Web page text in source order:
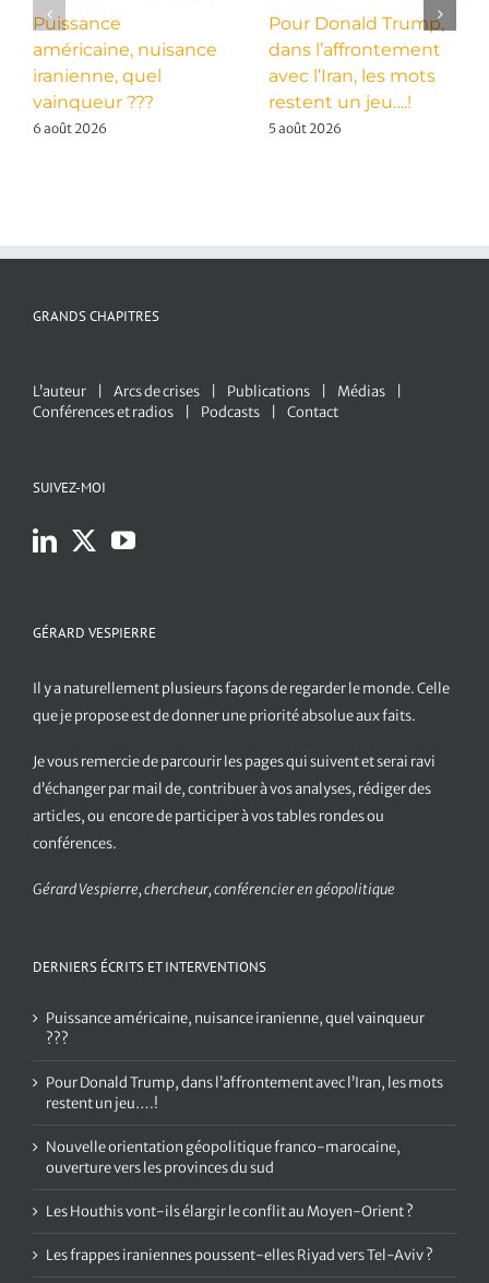
Puissance
américaine, nuisance
iranienne, quel
vainqueur ???
6 août 2026
Pour Donald Trump,
dans l’affrontement
avec l’Iran, les mots
restent un jeu….!
5 août 2026
GRANDS CHAPITRES
L’auteur Arcs de crises Publications
Médias
Conférences et radios
Podcasts Contact
SUIVEZ-MOI
GÉRARD VESPIERRE
Il y a naturellement plusieurs façons de regarder le monde. Celle
que je propose est de donner une priorité absolue aux faits.
Je vous remercie de parcourir les pages qui suivent et serai ravi
d’échanger par mail de, contribuer à vos analyses, rédiger des
articles, ou encore de participer à vos tables rondes ou
conférences.
Gérard Vespierre, chercheur, conférencier en géopolitique
DERNIERS ÉCRITS ET INTERVENTIONS
Puissance américaine, nuisance iranienne, quel vainqueur
???
Pour Donald Trump, dans l’affrontement avec l’Iran, les mots
restent un jeu….!
Nouvelle orientation géopolitique franco-marocaine,
ouverture vers les provinces du sud
Les Houthis vont-ils élargir le conflit au Moyen-Orient ?
Les frappes iraniennes poussent-elles Riyad vers Tel-Aviv ?